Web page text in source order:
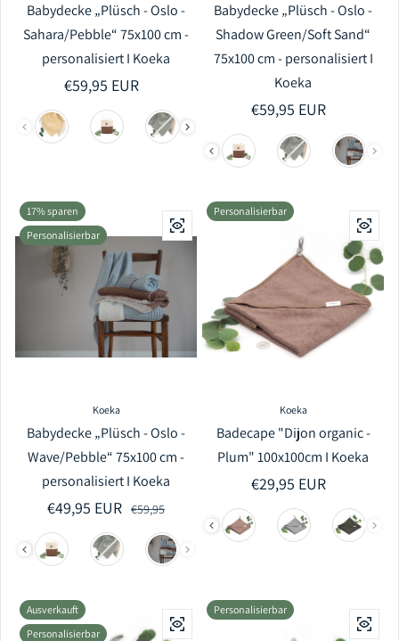
Babydecke „Plüsch - Oslo -
Sahara/Pebble“ 75x100 cm -
personalisiert I Koeka
Regulärer Preis
€59,95 EUR
Babydecke „Plüsch - Oslo -
Shadow Green/Soft Sand“
75x100 cm - personalisiert I
Koeka
Regulärer Preis
€59,95 EUR
17% sparen
Personalisierbar
Koeka
Babydecke „Plüsch - Oslo -
Wave/Pebble“ 75x100 cm -
personalisiert I Koeka
Verkaufspreis
€49,95 EURRegulärer Preis
€59,95
Personalisierbar
Koeka
Badecape "Dijon organic -
Plum" 100x100cm I Koeka
Regulärer Preis
€29,95 EUR
Ausverkauft
Personalisierbar
Personalisierbar